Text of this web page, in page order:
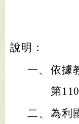
說明：
一、 依據
第
二、 為利